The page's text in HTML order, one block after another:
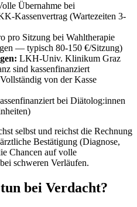
Übernahme bei
Kassenvertrag (Wartezeiten 3-
pro Sitzung bei Wahltherapie
— typisch 80-150 €/Sitzung)
LKH-Univ. Klinikum Graz
sind kassenfinanziert
Vollständig von der Kasse
bei Diätolog:innen
selbst und reichst die Rechnung
Bestätigung (Diagnose,
Chancen auf volle
schweren Verläufen.
bei Verdacht?